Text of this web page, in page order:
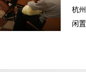
众安易行（
杭
闲